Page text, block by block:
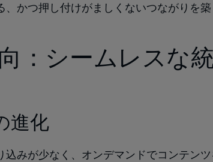
、かつ押し付けがましくないつながりを
：シームレスな
進化
込みが少なく、オンデマンドでコンテン